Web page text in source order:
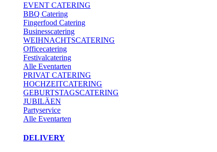
EVENT CATERING
BBQ Catering
Fingerfood Catering
Businesscatering
WEIHNACHTSCATERING
Officecatering
Festivalcatering
Alle Eventarten
PRIVAT CATERING
HOCHZEITCATERING
GEBURTSTAGSCATERING
JUBILÄEN
Partyservice
Alle Eventarten
DELIVERY